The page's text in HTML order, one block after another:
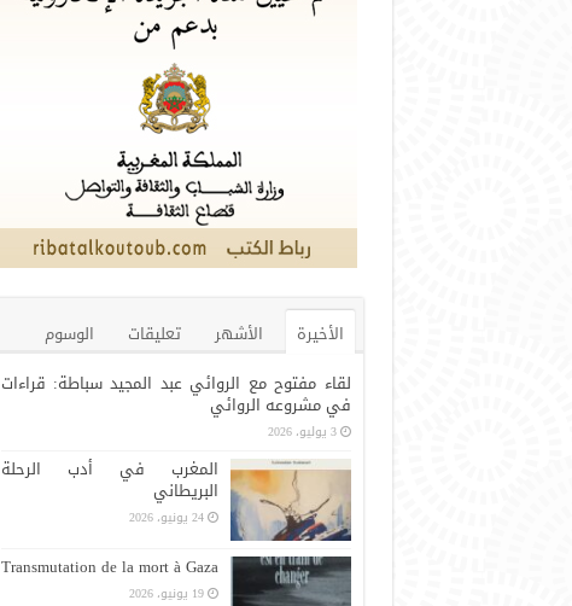
الأخيرة الأشهر تعليقات
الوسوم
لقاء مفتوح مع الروائي عبد المجيد سباطة: قراءات
في مشروعه الروائي
3 يوليو، 2026
المغرب في أدب الرحلة
البريطاني
24 يونيو، 2026
Transmutation de la mort à Gaza
19 يونيو، 2026